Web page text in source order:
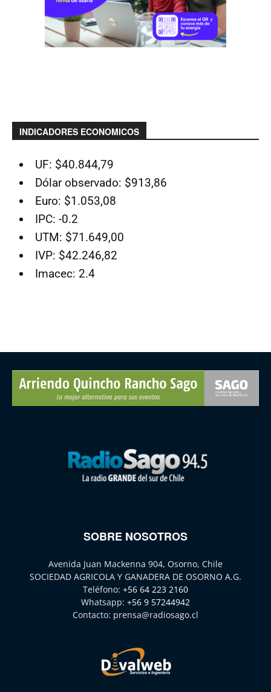
INDICADORES ECONOMICOS
UF: $40.844,79
Dólar observado: $913,86
Euro: $1.053,08
IPC: -0.2
UTM: $71.649,00
IVP: $42.246,82
Imacec: 2.4
SOBRE NOSOTROS
Avenida Juan Mackenna 904, Osorno, Chile
SOCIEDAD AGRICOLA Y GANADERA DE OSORNO A.G.
Teléfono: +56 64 223 2160
Whatsapp: +56 9 57244942
Contacto: prensa@radiosago.cl